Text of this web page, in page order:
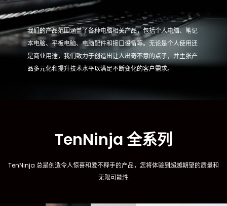
我们的产品范围涵盖了各种电脑相关产品，包括个人电脑、笔记
本电脑、平板电脑、电脑配件和接口设备等。无论是个人使用还
是商业用途，我们致力于创造出让人出奇不意的点子，并主张产
品多元化和提升技术水平以满足不断变化的客户需求。
TenNinja 全系列
TenNinja 总是创造令人惊喜和爱不释手的产品，您将体验到超越期望的质量和
无限可能性